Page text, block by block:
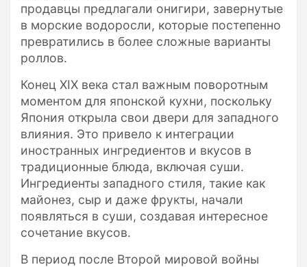
продавцы предлагали онигири, завернутые
в морские водоросли, которые постепенно
превратились в более сложные варианты
роллов.
Конец XIX века стал важным поворотным
моментом для японской кухни, поскольку
Япония открыла свои двери для западного
влияния. Это привело к интеграции
иностранных ингредиентов и вкусов в
традиционные блюда, включая суши.
Ингредиенты западного стиля, такие как
майонез, сыр и даже фрукты, начали
появляться в суши, создавая интересное
сочетание вкусов.
В период после Второй мировой войны